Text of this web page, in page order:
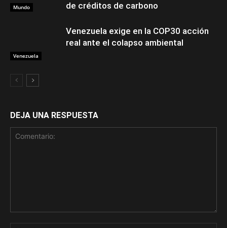
Mundo
de créditos de carbono
Venezuela
Venezuela exige en la COP30 acción
real ante el colapso ambiental
DEJA UNA RESPUESTA